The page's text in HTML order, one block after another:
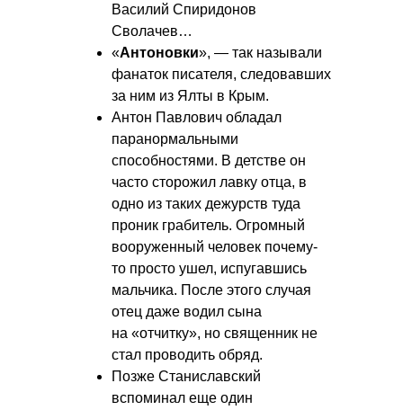
Василий Спиридонов
Сволачев…
«Антоновки», — так называли
фанаток писателя, следовавших
за ним из Ялты в Крым.
Антон Павлович обладал
паранормальными
способностями. В детстве он
часто сторожил лавку отца, в
одно из таких дежурств туда
проник грабитель. Огромный
вооруженный человек почему-
то просто ушел, испугавшись
мальчика. После этого случая
отец даже водил сына
на «отчитку», но священник не
стал проводить обряд.
Позже Станиславский
вспоминал еще один